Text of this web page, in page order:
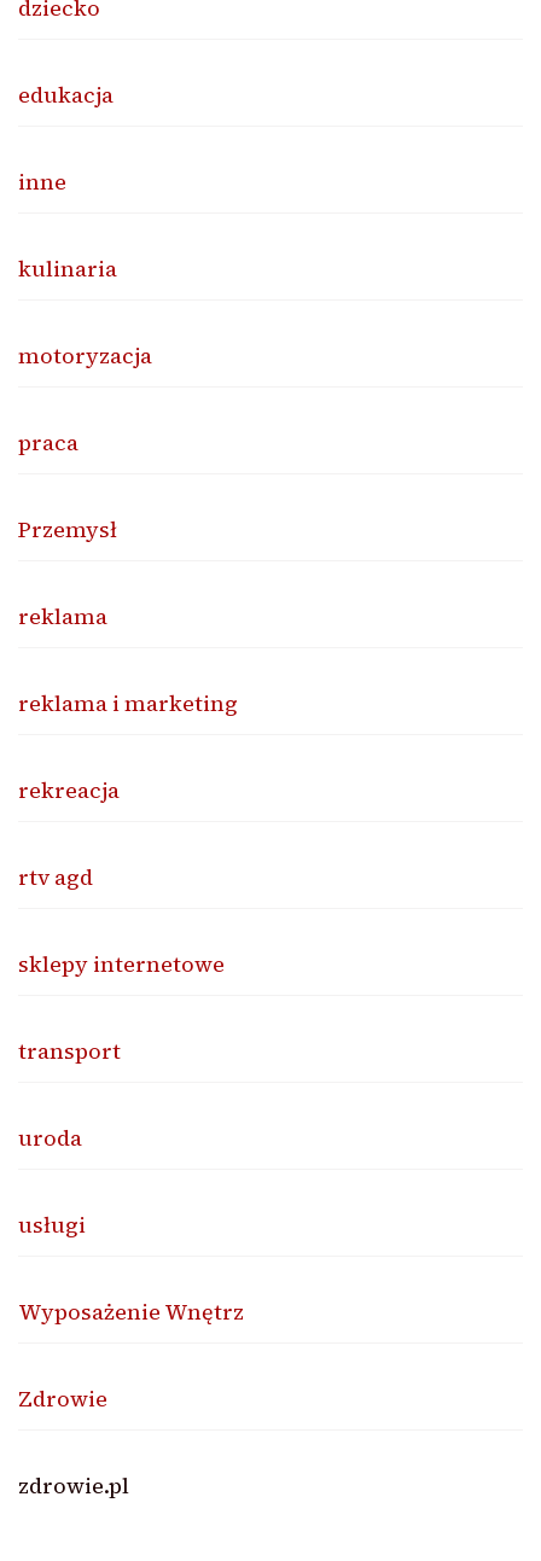
dziecko
edukacja
inne
kulinaria
motoryzacja
praca
Przemysł
reklama
reklama i marketing
rekreacja
rtv agd
sklepy internetowe
transport
uroda
usługi
Wyposażenie Wnętrz
Zdrowie
zdrowie.pl